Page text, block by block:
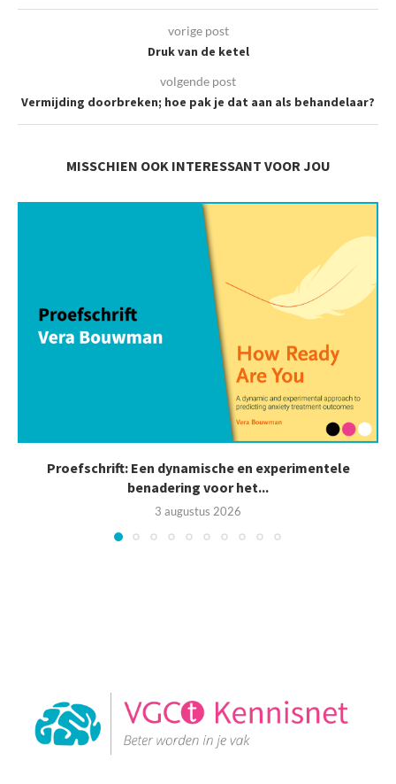
vorige post
Druk van de ketel
volgende post
Vermijding doorbreken; hoe pak je dat aan als behandelaar?
MISSCHIEN OOK INTERESSANT VOOR JOU
Proefschrift: Een dynamische en experimentele
benadering voor het...
3 augustus 2026